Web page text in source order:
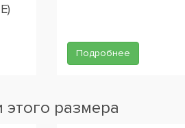
Подробнее
размера